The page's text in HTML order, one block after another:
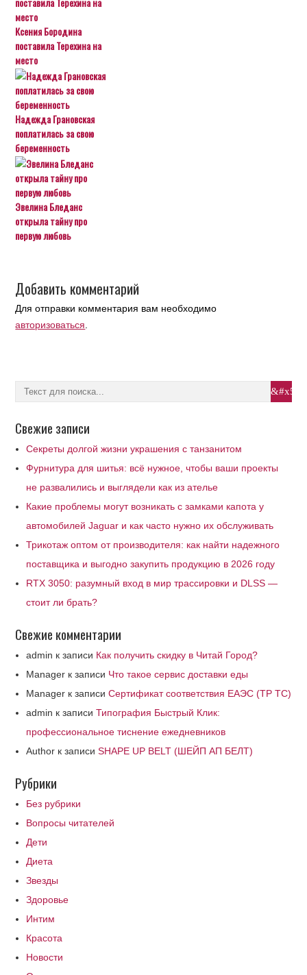
Ксения Бородина
поставила Терехина на
место
Надежда Грановская
поплатилась за свою
беременность
Эвелина Бледанс
открыла тайну про
первую любовь
Добавить комментарий
Для отправки комментария вам необходимо
авторизоваться
Свежие записи
Секреты долгой жизни украшения с танзанитом
Фурнитура для шитья: всё нужное, чтобы ваши проекты
не развалились и выглядели как из ателье
Какие проблемы могут возникать с замками капота у
автомобилей Jaguar и как часто нужно их обслуживать
Трикотаж оптом от производителя: как найти надежного
поставщика и выгодно закупить продукцию в 2026 году
RTX 3050: разумный вход в мир трассировки и DLSS —
стоит ли брать?
Свежие комментарии
admin к записи Как получить скидку в Читай Город?
Manager к записи Что такое сервис доставки еды
Manager к записиСертификат соответствия ЕАЭС (ТР ТС)
admin к записиТипография Быстрый Клик:
профессиональное тиснение ежедневников
Author к записиSHAPE UP BELT (ШЕЙП АП БЕЛТ)
Рубрики
Без рубрики
Вопросы читателей
Дети
Диета
Звезды
Здоровье
Интим
Красота
Новости